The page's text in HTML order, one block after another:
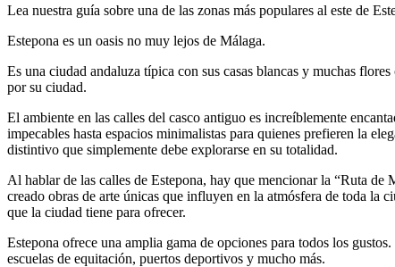
Lea nuestra guía sobre una de las zonas más populares al este de
Estepona es un oasis no muy lejos de Málaga.
Es una ciudad andaluza típica con sus casas blancas y muchas
por su ciudad.
El ambiente en las calles del casco antiguo es increíblemente
impecables hasta espacios minimalistas para quienes prefieren la
distintivo que simplemente debe explorarse en su totalidad.
Al hablar de las calles de Estepona, hay que mencionar la “Ruta
creado obras de arte únicas que influyen en la atmósfera de toda la
que la ciudad tiene para ofrecer.
Estepona ofrece una amplia gama de opciones para todos los
escuelas de equitación, puertos deportivos y mucho más.